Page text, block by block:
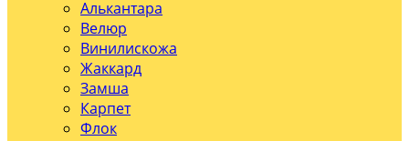
Алькантара
Велюр
Винилискожа
Жаккард
Замша
Карпет
Флок